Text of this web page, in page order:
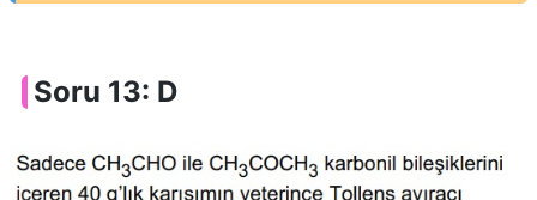
Soru 13: D